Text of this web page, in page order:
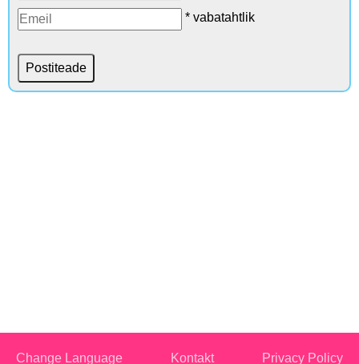
* vabatahtlik
Change Language Kontakt Privacy Policy